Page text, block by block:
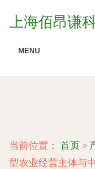
上海佰昂谦
MENU
当前位置： 首页 >
型农业经营主体与